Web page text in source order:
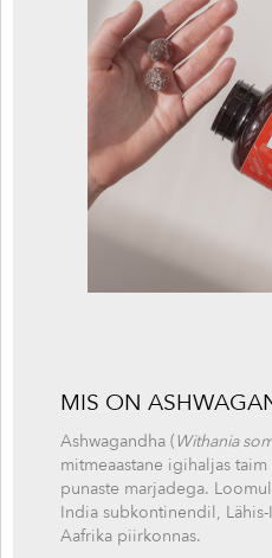
MIS ON
Ashwagandha (Withania
mitmeaastane igihaljas
punaste marjadega.
India subkontinendil,
Aafrika piirkonnas.